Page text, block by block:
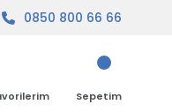
0850 800 66 66
Sepetim